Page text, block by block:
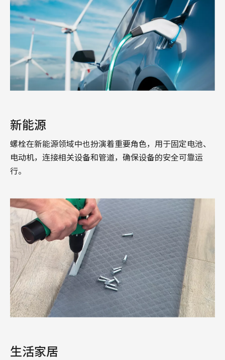
新能源
螺栓在新能源领域中也扮演着重要角色，用于固定电池、
电动机，连接相关设备和管道，确保设备的安全可靠运
行。
生活家居